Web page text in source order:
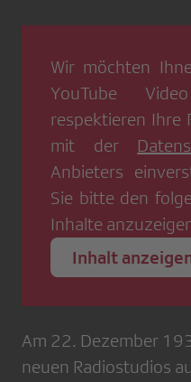
Wir möchten
YouTube Video
respektieren Ihre
mit der
Anbieters
Sie bitte den
Inhalte
Inhalt
Am 22. Dezember
neuen Radiostudios